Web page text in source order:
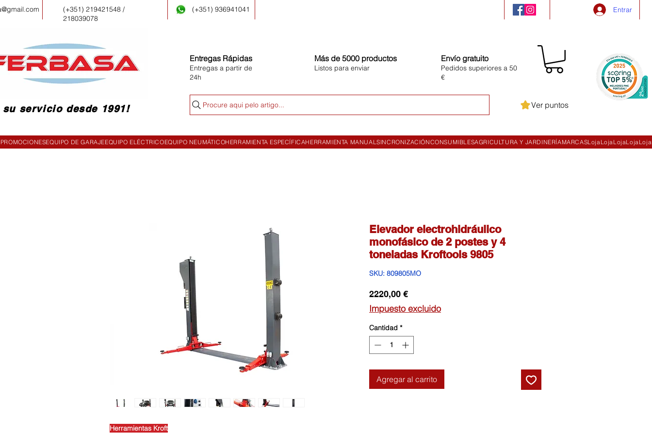
(+351) 219421548 /
218039078
(+351) 936941041 Entrar
su servicio desde 1991!
Entregas Rápidas
Entregas a partir de
24h
Más de 5000 productos
Listos para enviar
Envío gratuito
Pedidos superiores a 50
€
Procure aqui pelo artigo... Ver puntos
PROMOCIONESEQUIPO DE GARAJEEQUIPO ELÉCTRICOEQUIPO NEUMÁTICOHERRAMIENTA ESPECÍFICAHERRAMIENTA MANUALSINCRONIZACIÓNCONSUMIBLESAGRICULTURA Y JARDINERÍAMARCASLojaLojaLojaLojaLoja
Herramientas Kroft
Elevador electrohidráulico
monofásico de 2 postes y 4
toneladas Kroftools 9805
SKU: 809805MO
2220,00 €Precio
Impuesto excluido
Cantidad *
Agregar al carrito